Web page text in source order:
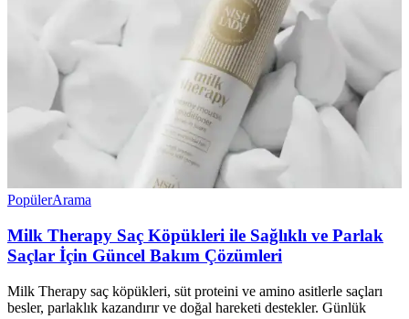
PopülerArama
Milk Therapy Saç Köpükleri ile Sağlıklı ve Parlak
Saçlar İçin Güncel Bakım Çözümleri
Milk Therapy saç köpükleri, süt proteini ve amino asitlerle saçları
besler, parlaklık kazandırır ve doğal hareketi destekler. Günlük